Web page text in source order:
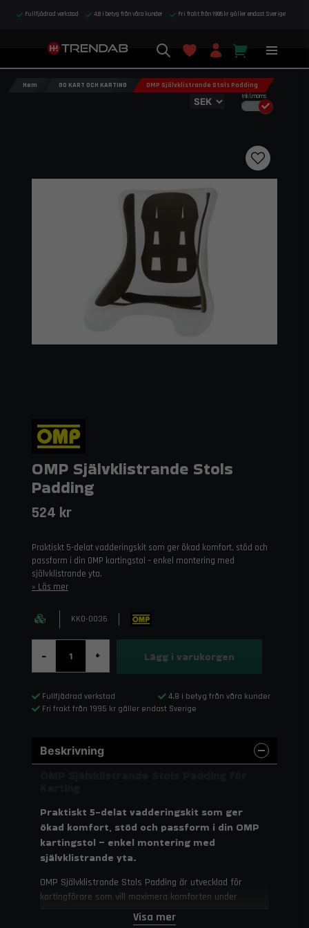
Fullfjädrad verkstad 4,8 i betyg från våra kunder Fri frakt från 1995 kr gäller endast Sverige
Inkl.moms
Hem GO KART OCH KARTING OMP Självklistrande Stols Padding
OMP Självklistrande Stols
Padding
524 kr
Praktiskt 5-delat vadderingskit som ger ökad komfort, stöd och
passform i din OMP kartingstol – enkel montering med
självklistrande yta.
Läs mer
KK0-0036
- + Lägg i varukorgen
Fullfjädrad verkstad
4,8 i betyg från våra kunder
Fri frakt från 1995 kr gäller endast Sverige
Beskrivning
Praktiskt 5-delat vadderingskit som ger
ökad komfort, stöd och passform i din OMP
kartingstol – enkel montering med
självklistrande yta.
OMP Självklistrande Stols Padding är utvecklad för
kartingförare som vill maximera komforten under
intensiva tävlingar. Kitet består av fem 8 mm tjocka
Visa mer